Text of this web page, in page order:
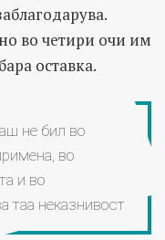
во четири очи им
оставка.
не бил во
во
и во
таа неказнивост